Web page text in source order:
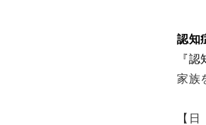
認知
『
家族
【